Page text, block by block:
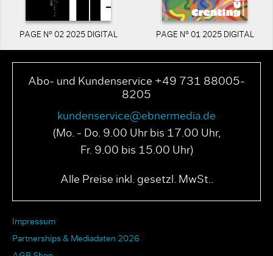
PAGE N° 02 2025 DIGITAL PAGE N° 01 2025 DIGITAL
Abo- und Kundenservice +49 731 88005-
8205
kundenservice@ebnermedia.de
(Mo. - Do. 9.00 Uhr bis 17.00 Uhr,
Fr. 9.00 bis 15.00 Uhr)
Alle Preise inkl. gesetzl. MwSt..
Impressum
Partnerships & Mediadaten 2026